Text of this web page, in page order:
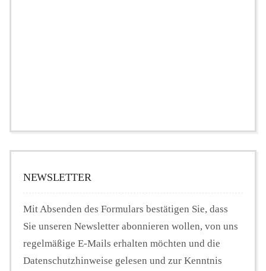
NEWSLETTER
Mit Absenden des Formulars bestätigen Sie, dass
Sie unseren Newsletter abonnieren wollen, von uns
regelmäßige E-Mails erhalten möchten und die
Datenschutzhinweise gelesen und zur Kenntnis